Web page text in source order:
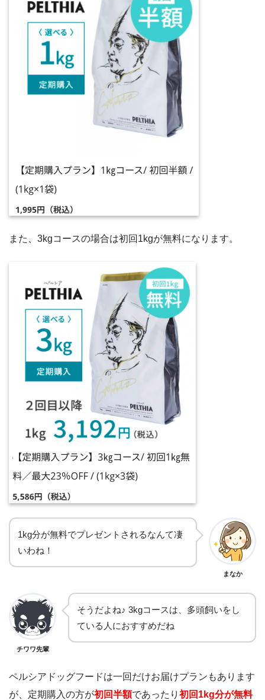
また、3kgコースの場合は初回1kgが無料になります。
1kg分が無料でプレゼントされるなんて凄
いわね！
まなか
チワワ先輩
そうだよね♪ 3kgコースは、多頭飼いをし
ている人におすすめだね
ペルシアドッグフードは一回だけお届けプランもあります
が、定期購入の方が初回半額であったり 初回1kg分が無料